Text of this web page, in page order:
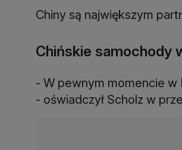
Chiny są największym
Chińskie samochody
- W pewnym momencie w
- oświadczył Scholz w